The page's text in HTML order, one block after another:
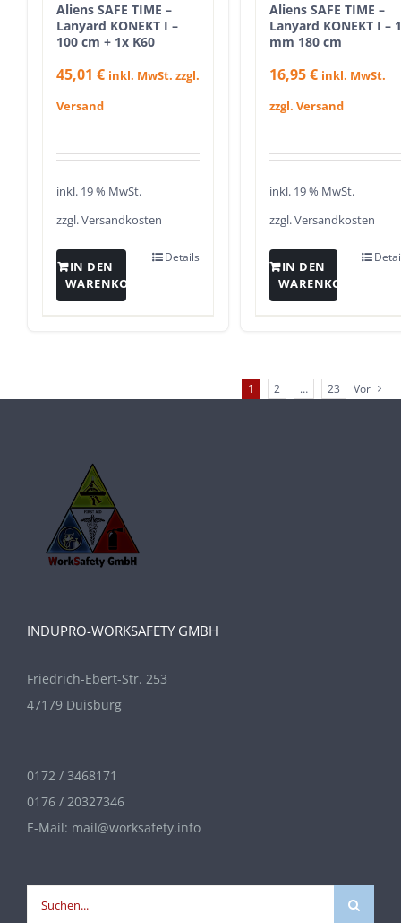
Aliens SAFE TIME –
Lanyard KONEKT I –
100 cm + 1x K60
45,01 € inkl. MwSt. zzgl.
Versand
inkl. 19 % MwSt.
zzgl.Versandkosten
IN DEN
WARENKORB
Details
Aliens SAFE TIME –
Lanyard KONEKT I –
mm 180 cm
16,95€ inkl. MwSt.
zzgl. Versand
inkl. 19 % MwSt.
zzgl.Versandkosten
IN DEN
WARENKORB
1 2 … 23 Vor
INDUPRO-WORKSAFETY GMBH
Friedrich-Ebert-Str. 253
47179 Duisburg
0172 / 3468171
0176 / 20327346
E-Mail: mail@worksafety.info
Suche